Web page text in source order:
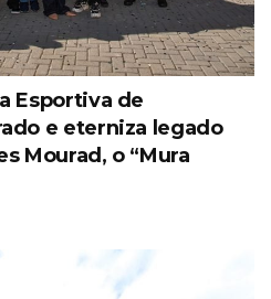
Esportiva de
e eterniza legado
Mourad, o “Mura